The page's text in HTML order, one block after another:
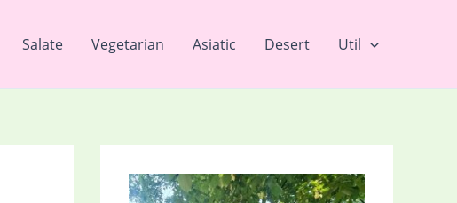
Salate Vegetarian Asiatic Desert Util